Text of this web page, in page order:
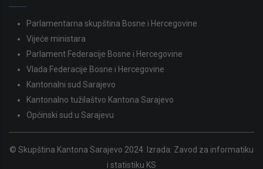
Parlamentarna skupština Bosne i Hercegovine
Vijeće ministara
Parlament Federacije Bosne i Hercegovine
Vlada Federacije Bosne i Hercegovine
Kantonalni sud Sarajevo
Kantonalno tužilaštvo Kantona Sarajevo
Općinski sud u Sarajevu
© Skupština Kantona Sarajevo 2024. Izrada: Zavod za informatiku
i statistiku KS